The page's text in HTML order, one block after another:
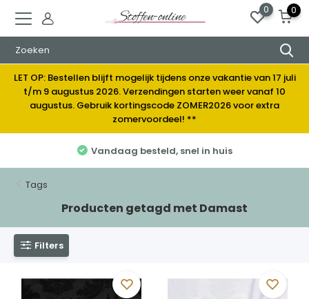
0 0
LET OP: Bestellen blijft mogelijk tijdens onze vakantie van 17 juli
t/m 9 augustus 2026. Verzendingen starten weer vanaf 10
augustus. Gebruik kortingscode ZOMER2026 voor extra
zomervoordeel! **
Vandaag besteld, snel in huis
Tags
Producten getagd met Damast
Filters